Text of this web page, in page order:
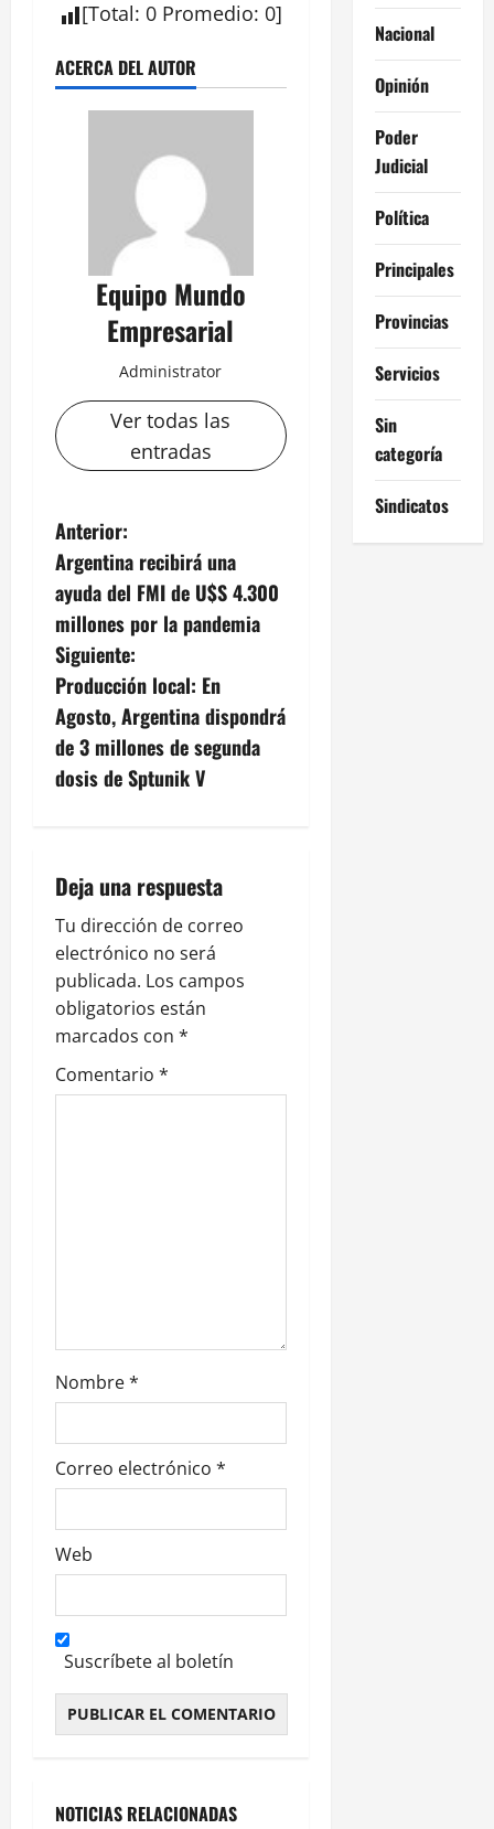
[Total: 0 Promedio: 0]
ACERCA DEL AUTOR
Equipo Mundo
Empresarial
Administrator
Ver todas las
entradas
N
a
v
e
g
a
ó
n
d
e
e
a
s
Anterior:
Argentina recibirá una
ayuda del FMI de U$S 4.300
millones por la pandemia
Siguiente:
Producción local: En
Agosto, Argentina dispondrá
de 3 millones de segunda
dosis de Sptunik V
Deja una respuesta
Tu dirección de correo
electrónico no será
publicada. Los campos
obligatorios están
marcados con *
Comentario *
Nombre*
Correo electrónico *
Web
Suscríbete al boletín
NOTICIAS RELACIONADAS
Nacional
Opinión
Poder
Judicial
Política
Principales
Provincias
Servicios
Sin
categoría
Sindicatos